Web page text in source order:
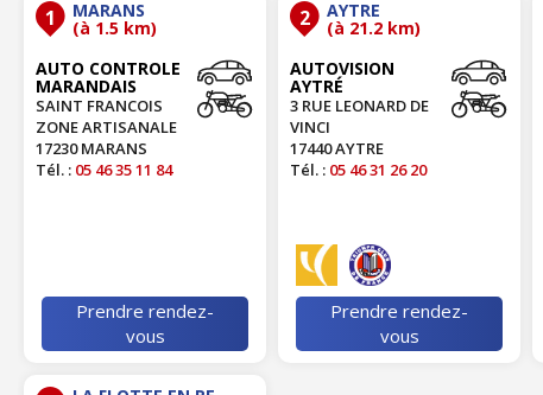
1 MARANS
(à 1.5 km)
AUTO CONTROLE
MARANDAIS
SAINT FRANCOIS
ZONE ARTISANALE
17230 MARANS
Tél. : 05 46 35 11 84
Prendre rendez-
vous
2 AYTRE
(à 21.2 km)
AUTOVISION
AYTRÉ
3 RUE LEONARD DE
VINCI
17440 AYTRE
Tél. : 05 46 31 26 20
Prendre rendez-
vous